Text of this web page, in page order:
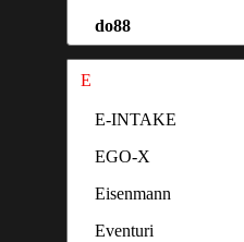
do88
E
E-INTAKE
EGO-X
Eisenmann
Eventuri